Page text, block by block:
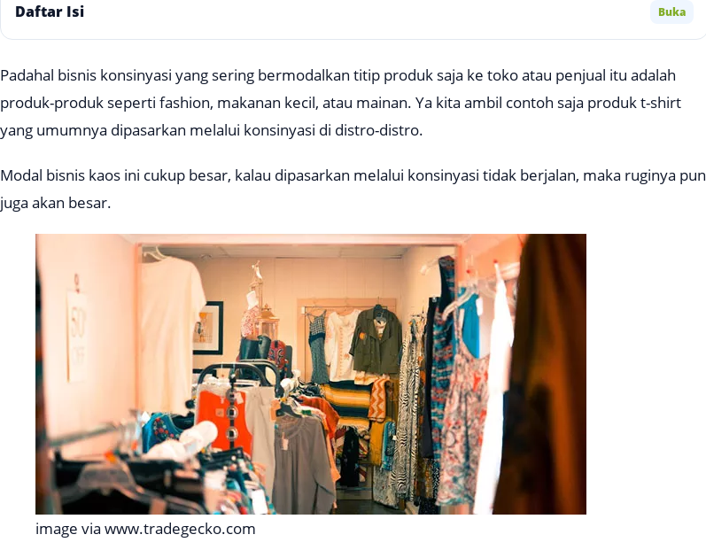
Daftar Isi Buka
Padahal bisnis konsinyasi yang sering bermodalkan titip produk saja ke toko atau penjual itu adalah
produk-produk seperti fashion, makanan kecil, atau mainan. Ya kita ambil contoh saja produk t-shirt
yang umumnya dipasarkan melalui konsinyasi di distro-distro.
Modal bisnis kaos ini cukup besar, kalau dipasarkan melalui konsinyasi tidak berjalan, maka ruginya pun
juga akan besar.
image via www.tradegecko.com